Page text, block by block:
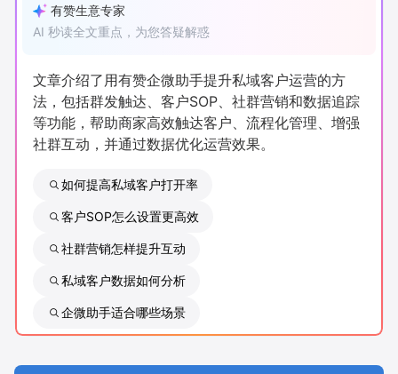
有赞春季发布会 实干家直播间
新零售大会 新零售茶会
新零售私享会 门店经营增长公开课
AllValue 战略合作
产品更新动态
品牌消费观 行业报告
有赞生意专家
AI 秒读全文重点，为您答疑解惑
文章介绍了用有赞企微助手提升私域客户运营的方
法，包括群发触达、客户SOP、社群营销和数据追踪
等功能，帮助商家高效触达客户、流程化管理、增强
社群互动，并通过数据优化运营效果。
如何提高私域客户打开率
客户SOP怎么设置更高效
社群营销怎样提升互动
私域客户数据如何分析
企微助手适合哪些场景